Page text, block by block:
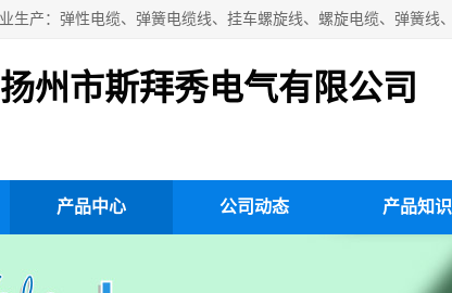
扬州市斯拜秀电气有限公司
产品中心 公司动态 产品知识